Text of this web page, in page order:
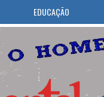
EDUCAÇÃO